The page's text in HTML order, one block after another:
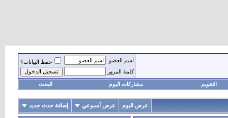
اسم العضو
حفظ البيانات؟
كلمة المرور
التقويم مشاركات اليوم البحث
عرض اليوم عرض أسبوعي إضافة حدث جديد